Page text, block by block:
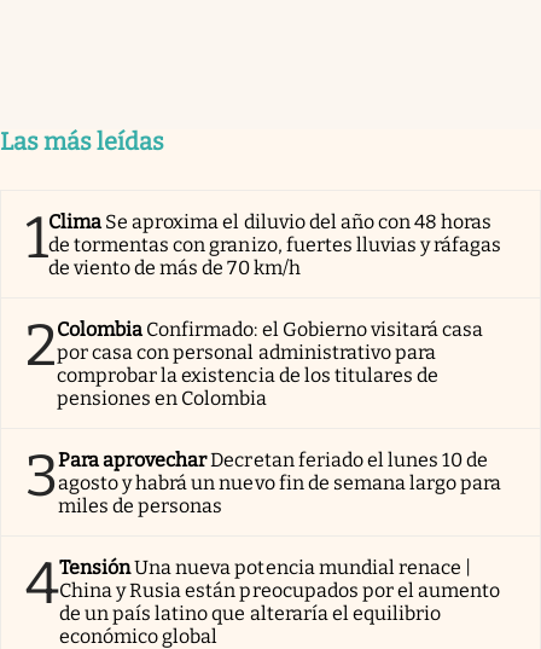
Las más leídas
1Clima Se aproxima el diluvio del año con 48 horas
de tormentas con granizo, fuertes lluvias y ráfagas
de viento de más de 70 km/h
2Colombia Confirmado: el Gobierno visitará casa
por casa con personal administrativo para
comprobar la existencia de los titulares de
pensiones en Colombia
3Para aprovecharDecretan feriado el lunes 10 de
agosto y habrá un nuevo fin de semana largo para
miles de personas
4TensiónUna nueva potencia mundial renace |
China y Rusia están preocupados por el aumento
de un país latino que alteraría el equilibrio
económico global